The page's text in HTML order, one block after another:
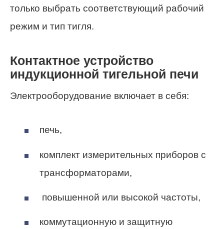
только выбрать соответствующий рабочий
режим и тип тигля.
Контактное устройство
индукционной тигельной печи
Электрооборудование включает в себя:
печь,
комплект измерительных приборов с
трансформаторами,
повышенной или высокой частоты,
коммутационную и защитную